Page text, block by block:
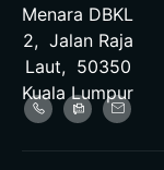
Menara DBKL
2, Jalan Raja
Laut, 50350
Kuala Lumpur